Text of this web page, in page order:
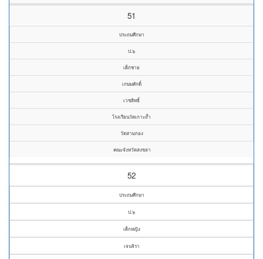
51
ประถมศึกษา
ป.๖
เด็กชาย
เกษมศักดิ์
เวชสิทธิ์
โรงเรียนวัดเกาะถ้ำ
วัดสามกอง
คณะจังหวัดสงขลา
52
ประถมศึกษา
ป.๖
เด็กหญิง
เจนจิรา